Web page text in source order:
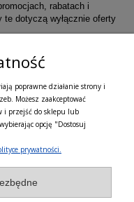
rabatach i
te dotyczą wyłącznie oferty
osobowych prosimy
poprawne działanie strony i
Możesz zaakceptować
i przejść do sklepu lub
opcję "Dostosuj
prywatności.